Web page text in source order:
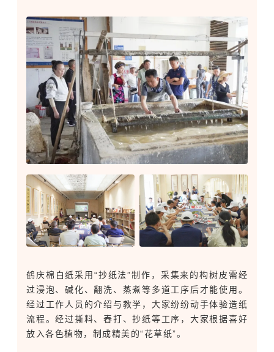
鹤庆棉白纸采用“抄纸法”制作，采集来的构树皮需经
过浸泡、碱化、翻洗、蒸煮等多道工序后才能使用。
经过工作人员的介绍与教学，大家纷纷动手体验造纸
流程。经过撕料、舂打、抄纸等工序，大家根据喜好
放入各色植物，制成精美的“花草纸”。